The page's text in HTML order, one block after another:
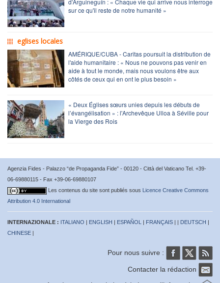
d'Arguineguín : « Chaque vie qui arrive nous interroge
sur ce qu'il reste de notre humanité »
eglises locales
AMÉRIQUE/CUBA - Caritas poursuit la distribution de
l'aide humanitaire : « Nous ne pouvons pas venir en
aide à tout le monde, mais nous voulons être aux
côtés de ceux qui en ont le plus besoin »
« Deux Églises sœurs unies depuis les débuts de
l’évangélisation » : l'Archevêque Ulloa à Séville pour
la Vierge des Rois
Agenzia Fides - Palazzo “de Propaganda Fide” - 00120 - Città del Vaticano Tel. +39-
06-69880115 - Fax +39-06-69880107
Les contenus du site sont publiés sous Licence Creative Commons
Attribution 4.0 International
INTERNAZIONALE : ITALIANO | ENGLISH | ESPAÑOL | FRANÇAIS | | DEUTSCH |
CHINESE |
Pour nous suivre :
Contacter la rédaction